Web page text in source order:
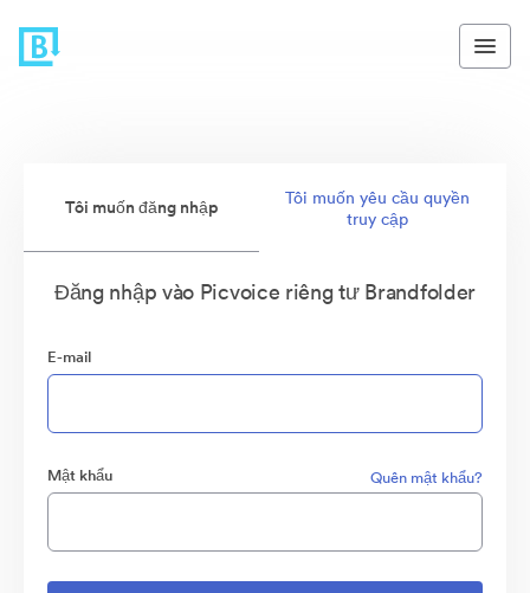
Tôi muốn đăng nhập
Tôi muốn yêu cầu quyền
truy cập
Đăng nhập vào Picvoice riêng tư Brandfolder
E-mail
Mật khẩu Quên mật khẩu?